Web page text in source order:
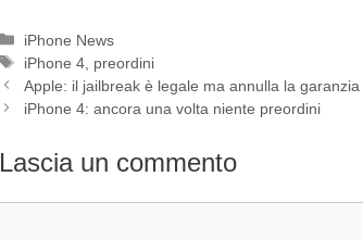
Categorie
iPhone News
Tag
iPhone 4 preordini
Apple: il jailbreak è legale ma annulla la garanzia
iPhone 4: ancora una volta niente preordini
Lascia un commento